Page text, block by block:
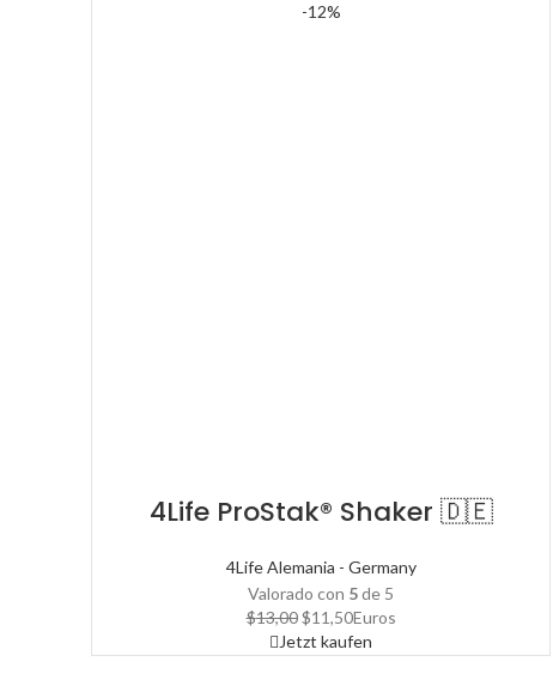
-12%
4Life ProStak® Shaker 🇩🇪
4Life Alemania - Germany
Valorado con 5de 5
$13,00 El
precio
original
$11,50El
precio
actual
Euros
Jetzt kaufen